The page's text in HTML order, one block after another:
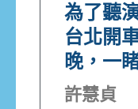
為了聽
台北開
晚，一
許慧貞